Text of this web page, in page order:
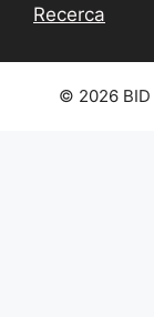
Recerca
© 2026 BID